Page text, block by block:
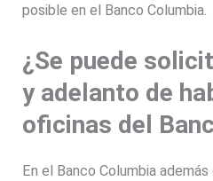
posible en el Banco Columbia.
¿Se puede
y adelanto de
oficinas del
En el Banco Columbia